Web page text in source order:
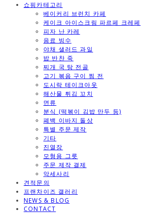
쇼핑카테고리
베이커리 브런치 카페
케이크 아이스크림 파르페 크레페
피자 난 카레
음료 빙수
야채 샐러드 과일
밥 반찬 죽
찌개 국 탕 전골
고기 볶음 구이 찜 전
도시락 테이크아웃
해산물 튀김 꼬치
면류
분식 (떡볶이 김밥 만두 등)
폐백 이바지 돌상
특별 주문 제작
기타
진열장
모형용 그릇
주문 제작 결제
악세사리
견적문의
프랜차이즈 갤러리
NEWS & BLOG
CONTACT